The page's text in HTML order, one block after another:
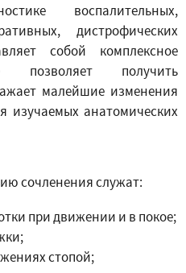
воспалительных,
дистрофических
собой комплексное
позволяет получить
малейшие изменения
изучаемых анатомических
сочленения служат:
при движении и в покое;
стопой;